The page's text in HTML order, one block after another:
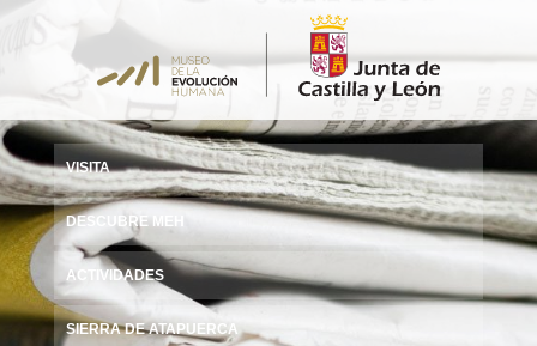
VISITA
DESCUBRE MEH
ACTIVIDADES
SIERRA DE ATAPUERCA